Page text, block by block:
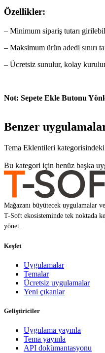
Özellikler:
– Minimum sipariş tutarı
– Maksimum ürün adedi sınırı
– Ücretsiz sunulur, kolay
Not: Sepete Ekle Butonu
Benzer
Tema Eklentileri
Bu kategori için henüz başka
Mağazanı büyütecek uygulamalar
T-Soft ekosisteminde tek noktada
yönet.
Keşfet
Uygulamalar
Temalar
Ücretsiz uygulamalar
Yeni çıkanlar
Geliştiriciler
Uygulama yayınla
Tema yayınla
API dokümantasyonu